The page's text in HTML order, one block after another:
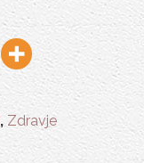
, Zdravje